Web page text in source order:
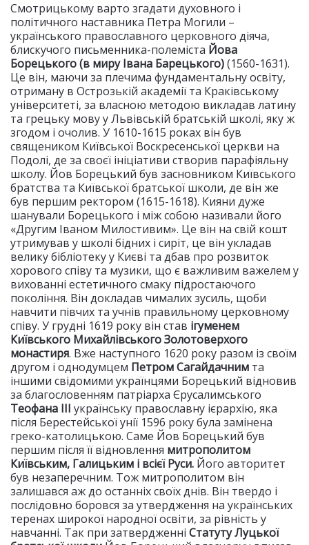
Смотрицькому варто згадати духовного і
політичного наставника Петра Могили –
українського православного церковного діяча,
блискучого письменника-полеміста Йова
Борецького (в миру Івана Барецького)(1560-1631).
Це він, маючи за плечима фундаментальну освіту,
отриману в Острозькій академії та Краківському
університеті, за власною методою викладав латину
та грецьку мову у Львівській братській школі, яку ж
згодом і очолив. У 1610-1615 роках він був
священиком Київської Воскресенської церкви на
Подолі, де за своєї ініціативи створив парафіяльну
школу. Йов Борецький був засновником Київського
братства та Київської братської школи, де він же
був першим ректором (1615-1618). Кияни дуже
шанували Борецького і між собою називали його
«Другим Іваном Милостивим». Це він на свій кошт
утримував у школі бідних і сиріт, це він укладав
велику бібліотеку у Києві та дбав про розвиток
хорового співу та музики, що є важливим важелем у
вихованні естетичного смаку підростаючого
покоління. Він докладав чималих зусиль, щоби
навчити півчих та учнів правильному церковному
співу. У грудні 1619 року він став ігуменем
Київського Михайлівського Золотоверхого
монастиря. Вже наступного 1620 року разом із своїм
другом і однодумцем Петром Сагайдачним та
іншими свідомими українцями Борецький відновив
за благословенням патріарха Єрусалимського
Теофана ІІІ українську православну ієрархію, яка
після Берестейської унії 1596 року була замінена
греко-католицькою. Саме Йов Борецький був
першим після її відновлення митрополитом
Київським, Галицьким і всієї Руси. Його авторитет
був незаперечним. Тож митрополитом він
залишався аж до останніх своїх днів. Він твердо і
послідовно боровся за утвердження на українських
теренах широкої народної освіти, за рівність у
навчанні. Так при затвердженні Статуту Луцької